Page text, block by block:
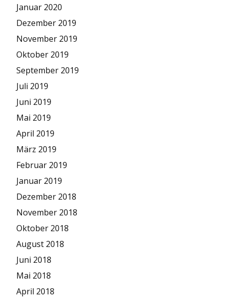
Januar 2020
Dezember 2019
November 2019
Oktober 2019
September 2019
Juli 2019
Juni 2019
Mai 2019
April 2019
März 2019
Februar 2019
Januar 2019
Dezember 2018
November 2018
Oktober 2018
August 2018
Juni 2018
Mai 2018
April 2018